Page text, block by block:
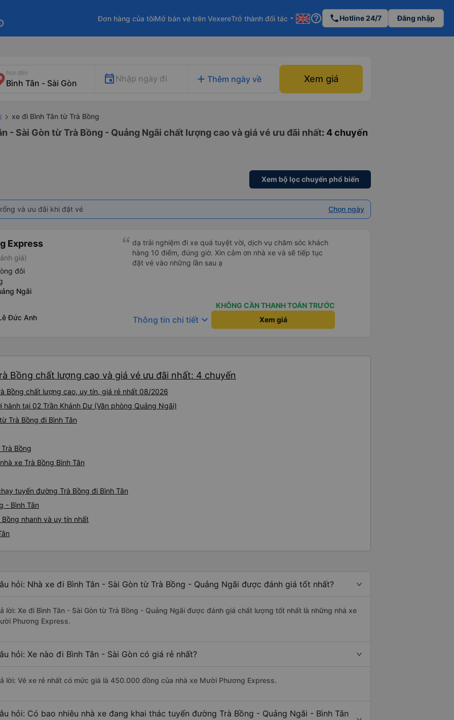
Đơn hàng của tôiMở bán vé trên VexereTrở thành đối tác arrow_drop_down help_outline phoneHotline 24/7 Đăng nhập
Nơi đến
Nhập ngày đi add Thêm ngày về Xem giá
xe đi Bình Tân từ Trà Bồng
- Sài Gòn từ Trà Bồng - Quảng Ngãi chất lượng cao và giá vé ưu đãi nhất: 4 chuyến
Xem bộ lọc chuyến phổ biến
và ưu đãi khi đặt vé Chọn ngày
Express
giá)
đôi
Ngãi
Đức Anh
dạ trải nghiệm đi xe quá tuyệt vời, dịch vụ chăm sóc khách
hàng 10 điểm, đúng giờ. Xin cảm ơn nhà xe và sẽ tiếp tục
đặt vé vào những lần sau ạ
KHÔNG CẦN THANH TOÁN TRƯỚC
Thông tin chi tiết keyboard_arrow_down Xem giá
Bồng chất lượng cao và giá vé ưu đãi nhất: 4 chuyến
Bồng chất lượng cao, uy tín, giá rẻ nhất 08/2026
hành tại 02 Trần Khánh Dư (Văn phòng Quảng Ngãi)
Trà Bồng đi Bình Tân
Bồng
xe Trà Bồng Bình Tân
tuyến đường Trà Bồng đi Bình Tân
- Bình Tân
nhanh và uy tín nhất
hỏi: Nhà xe đi Bình Tân - Sài Gòn từ Trà Bồng - Quảng Ngãi được đánh giá tốt nhất?
lời: Xe đi Bình Tân - Sài Gòn từ Trà Bồng - Quảng Ngãi được đánh giá chất lượng tốt nhất là những nhà xe
Phương Express.
hỏi: Xe nào đi Bình Tân - Sài Gòn có giá rẻ nhất?
lời: Vé xe rẻ nhất có mức giá là 450.000 đồng của nhà xe Mười Phương Express.
hỏi: Có bao nhiêu nhà xe đang khai thác tuyến đường Trà Bồng - Quảng Ngãi - Bình Tân